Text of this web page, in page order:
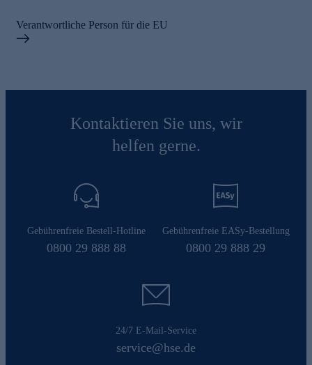
Verantwortliche Person für die EU
Kontaktieren Sie uns, wir
helfen gerne.
Gebührenfreie Bestell-Hotline
0800 29 888 88
Gebührenfreie EASy-Bestellung
0800 29 888 29
24/7 E-Mail-Service
service@hse.de